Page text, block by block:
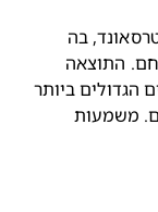
(amniotic fluid index) AFI - בדיקת אולטרסאונד, בה
מודדים את גובה כיסי המים ב-4 פינות הרחם. התוצאה
המתקבלת על ידי סכימת כל ארבעת הכיסים הגדולים ביותר
בכל חלק, מעידה על כמות מי השפיר ברחם. משמעות